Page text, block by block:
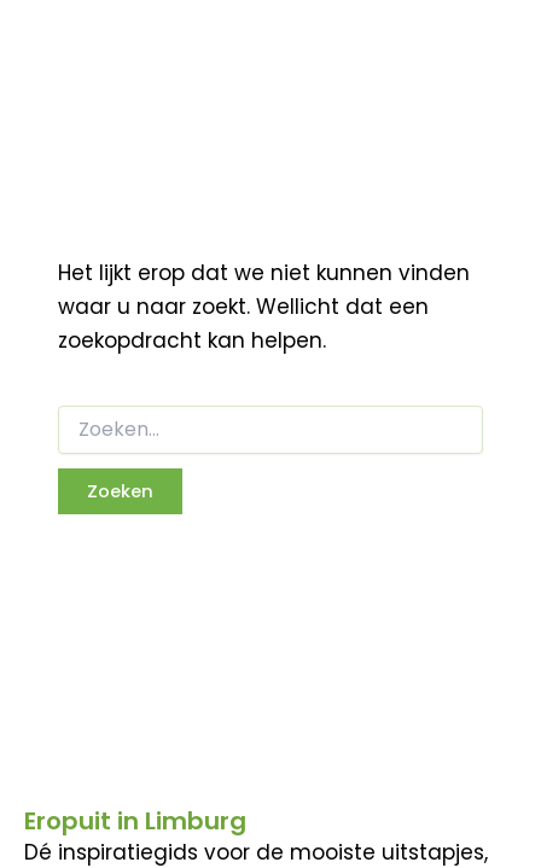
Het lijkt erop dat we niet kunnen vinden
waar u naar zoekt. Wellicht dat een
zoekopdracht kan helpen.
Eropuit in Limburg
Dé inspiratiegids voor de mooiste uitstapjes,